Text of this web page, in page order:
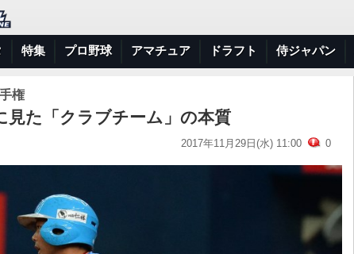
特集 プロ野球 アマチュア ドラフト 侍ジャパン
権
見た「クラブチーム」の本質
2017年11月29日(水) 11:00 0